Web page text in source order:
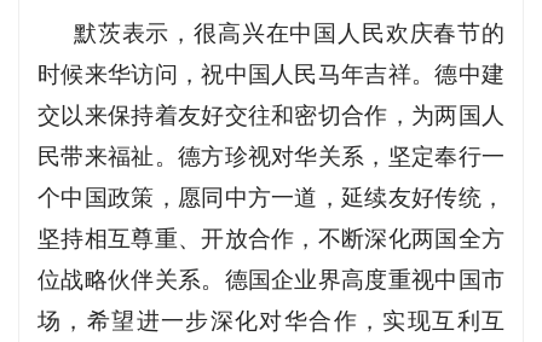
默茨表示，很高兴在中国人民欢庆春节的
时候来华访问，祝中国人民马年吉祥。德中建
交以来保持着友好交往和密切合作，为两国人
民带来福祉。德方珍视对华关系，坚定奉行一
个中国政策，愿同中方一道，延续友好传统，
坚持相互尊重、开放合作，不断深化两国全方
位战略伙伴关系。德国企业界高度重视中国市
场，希望进一步深化对华合作，实现互利互